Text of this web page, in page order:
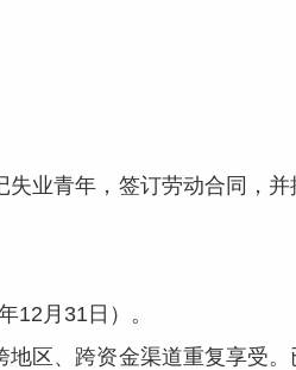
业青年，签订劳动合同，并
月31日）。
区、跨资金渠道重复享受。